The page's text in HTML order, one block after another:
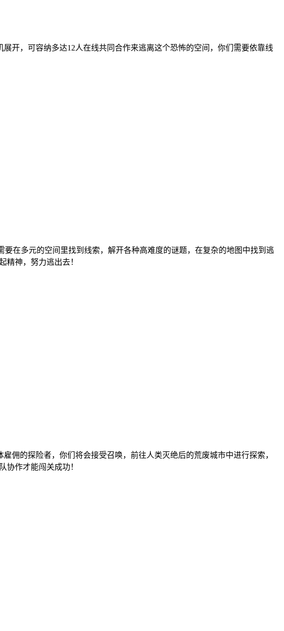
开，可容纳多达12人在线共同合作来逃离这个恐怖的空间，你们需要依靠线
在多元的空间里找到线索，解开各种高难度的谜题，在复杂的地图中找到逃
精神，努力逃出去！
佣的探险者，你们将会接受召唤，前往人类灭绝后的荒废城市中进行探索，
协作才能闯关成功！